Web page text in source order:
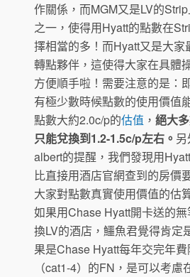
作關係，而MGM又是LV的
之一，使得用Hyatt的點數在
擇相當的多！而Hyatt又是大
轉點夥伴，這使得大家在具體
方便順手啦！需要注意的是：
有極少數時候點數的使用價值
點數大約2.0c/p的估值 ，絕大
只能兌換到1.2-1.5c/p左右。
albert的提醒，我們發現用
比直接用酒店官網查到的房價
大家對點數真實使用價值的估
如果用Chase Hyatt開卡送的
換LV的酒店，鱷魚君覺得肯定
果是Chase Hyatt每年交完年
（cat1-4）的FN，是可以考